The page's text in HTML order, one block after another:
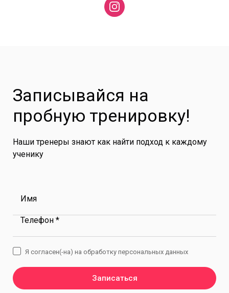
Записывайся на
пробную тренировку!
Наши тренеры знают как найти подход к каждому
ученику
Имя
Телефон *
Записаться
Я согласен(-на) на обработку персональных данных